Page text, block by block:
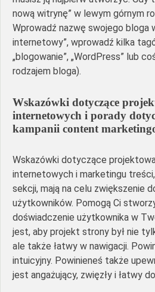
nową witrynę” w lewym górnym
Wprowadź nazwę swojego bloga
internetowy”, wprowadź kilka
„blogowanie”, „WordPress” lub
rodzajem bloga).
Wskazówki dotyczące
internetowych i porady
kampanii content
Wskazówki dotyczące
internetowych i marketingu
sekcji, mają na celu zwiększenie
użytkowników. Pomogą Ci
doświadczenie użytkownika w
jest, aby projekt strony był nie
ale także łatwy w nawigacji.
intuicyjny. Powinieneś także
jest angażujący, zwięzły i łatwy